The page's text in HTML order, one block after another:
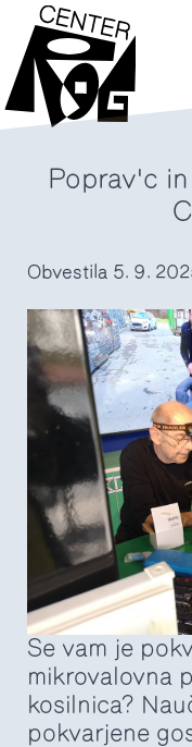
Poprav'c
Obvestila 5. 9.
Se vam je
mikrovalovna
kosilnica?
pokvarjene